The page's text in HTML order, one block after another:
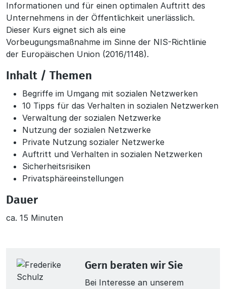
Informationen und für einen optimalen Auftritt des
Unternehmens in der Öffentlichkeit unerlässlich.
Dieser Kurs eignet sich als eine
Vorbeugungsmaßnahme im Sinne der NIS-Richtlinie
der Europäischen Union (2016/1148).
Inhalt / Themen
Begriffe im Umgang mit sozialen Netzwerken
10 Tipps für das Verhalten in sozialen Netzwerken
Verwaltung der sozialen Netzwerke
Nutzung der sozialen Netzwerke
Private Nutzung sozialer Netzwerke
Auftritt und Verhalten in sozialen Netzwerken
Sicherheitsrisiken
Privatsphäreeinstellungen
Dauer
ca. 15 Minuten
Gern beraten wir Sie
Bei Interesse an unserem